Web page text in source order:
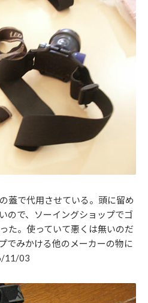
蓋で代用させている。頭に留め
ので、ソーイングショップでゴ
た。使っていて悪くは無いのだ
でみかける他のメーカーの物に
11/03